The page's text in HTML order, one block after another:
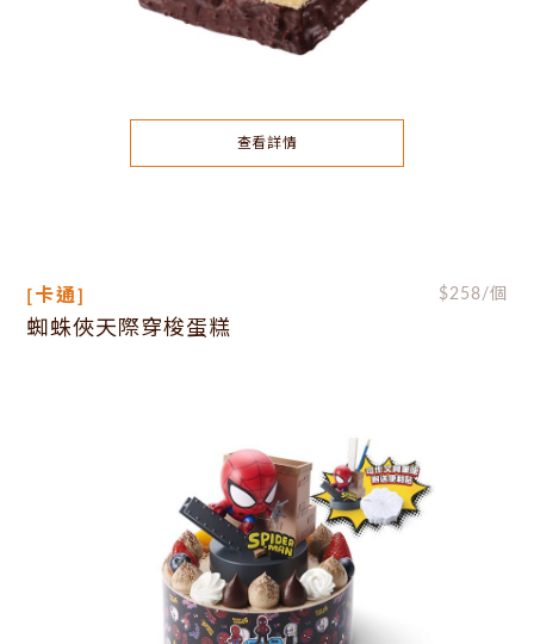
查看詳情
[卡通] $258/個
蜘蛛俠天際穿梭蛋糕